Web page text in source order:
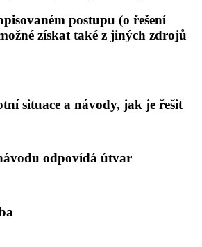
postupu (o řešení
získat také z jiných zdrojů
situace a návody, jak je řešit
odpovídá útvar